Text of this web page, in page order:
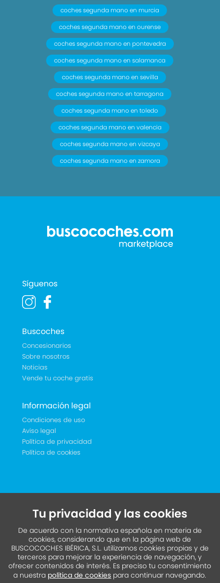
coches segunda mano en murcia
coches segunda mano en ourense
coches segunda mano en pontevedra
coches segunda mano en salamanca
coches segunda mano en sevilla
coches segunda mano en tarragona
coches segunda mano en toledo
coches segunda mano en valencia
coches segunda mano en vizcaya
coches segunda mano en zamora
Síguenos
Buscoches
Concesionarios
Sobre nosotros
Noticias
Vende tu coche gratis
Información legal
Condiciones de uso
Aviso legal
Política de privacidad
Política de cookies
Tu privacidad y las cookies
De acuerdo con la normativa española en materia de
cookies, considerando que en la página web de
BUSCOCOCHES IBÉRICA, S.L. utilizamos cookies propias y de
terceros para mejorar la experiencia de navegación, y
ofrecer contenidos de interés. Es preciso tu consentimiento
a nuestra política de cookies para continuar navegando.